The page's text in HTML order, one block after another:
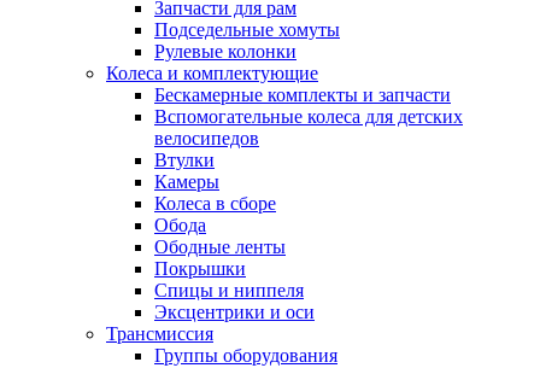
Запчасти для рам
Подседельные хомуты
Рулевые колонки
Колеса и комплектующие
Бескамерные комплекты и запчасти
Вспомогательные колеса для детских
велосипедов
Втулки
Камеры
Колеса в сборе
Обода
Ободные ленты
Покрышки
Спицы и ниппеля
Эксцентрики и оси
Трансмиссия
Группы оборудования